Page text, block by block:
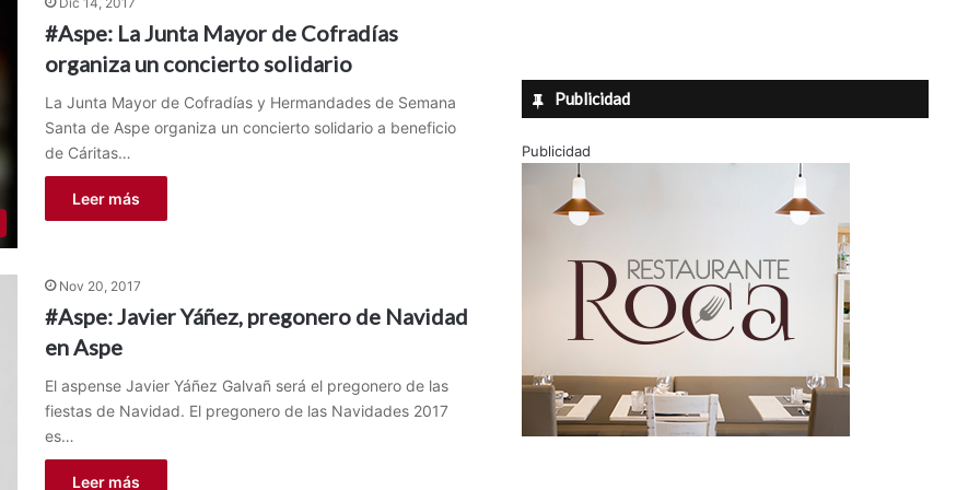
#Aspe: La Junta Mayor de Cofradías
organiza un concierto solidario
La Junta Mayor de Cofradías y Hermandades de Semana
Santa de Aspe organiza un concierto solidario a beneficio
de Cáritas…
Leer más
Nov 20, 2017
#Aspe: Javier Yáñez, pregonero de Navidad
en Aspe
El aspense Javier Yáñez Galvañ será el pregonero de las
fiestas de Navidad. El pregonero de las Navidades 2017
es…
Leer más
Publicidad
Publicidad